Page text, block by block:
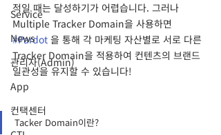
Service
News
관리자(Admin)
App
컨택센터
적일 때는 달성하기가 어렵습니다. 그러나
Multiple Tracker Domain을 사용하면
#Pardot 을 통해 각 마케팅 자산별로 서로 다른
Tracker Domain을 적용하여 컨텐츠의 브랜드
일관성을 유지할 수 있습니다!
Tacker Domain이란?